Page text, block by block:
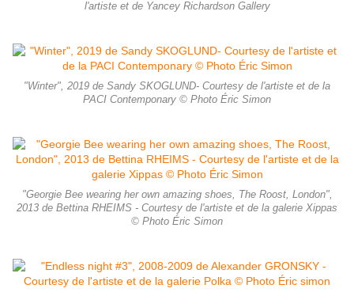
l'artiste et de Yancey Richardson Gallery
"Winter", 2019 de Sandy SKOGLUND- Courtesy de l'artiste et de la
PACI Contemponary © Photo Éric Simon
"Georgie Bee wearing her own amazing shoes, The Roost, London",
2013 de Bettina RHEIMS - Courtesy de l'artiste et de la galerie Xippas
© Photo Éric Simon